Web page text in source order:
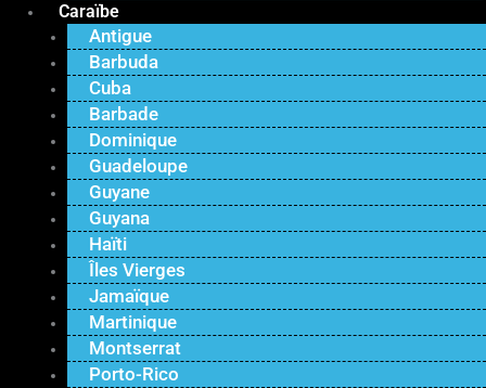
Caraïbe
Antigue
Barbuda
Cuba
Barbade
Dominique
Guadeloupe
Guyane
Guyana
Haïti
Îles Vierges
Jamaïque
Martinique
Montserrat
Porto-Rico